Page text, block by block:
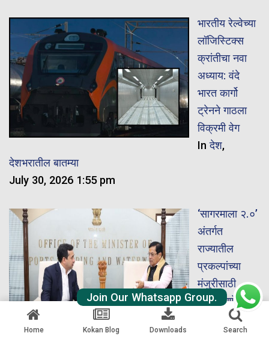
भारतीय रेल्वेच्या
लॉजिस्टिक्स
क्रांतीचा नवा
अध्याय: वंदे
भारत कार्गो
ट्रेनने गाठला
विक्रमी वेग
Inदेश,
देशभरातील बातम्या
July 30, 2026 1:55 pm
‘सागरमाला २.०’
अंतर्गत
राज्यातील
प्रकल्पांच्या
मंजुरीसाठी
नितेश राणे यांचा
केंद्राकडे
पाठपुरावा
Home Kokan Blog Downloads Search
Join Our Whatsapp Group.